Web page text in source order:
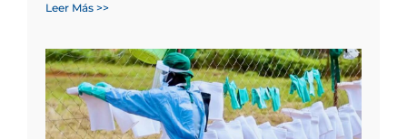
Leer Más >>